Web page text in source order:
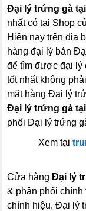
Đại lý trứng gà
nhất có tại Shop
Hiện nay trên địa
hàng đại lý bán
để tìm được đại lý
tốt nhất không
mặt hàng Đại lý
Đại lý trứng gà
phối Đại lý trứng
Xem tại
Cửa hàngĐại lý
& phân phối
chính hiệu, Đại lý